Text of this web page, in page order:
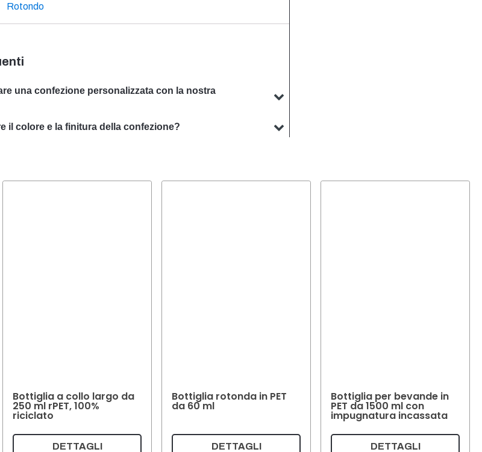
Rotondo
una confezione personalizzata con la nostra
sviluppo di soluzioni di packaging su misura per soddisfare le vostre
il colore e la finitura della confezione?
Bottiglia a collo largo da
250 ml rPET, 100%
riciclato
DETTAGLI
Bottiglia rotonda in PET
da 60 ml
DETTAGLI
Bottiglia per bevande in
PET da 1500 ml con
impugnatura incassata
DETTAGLI